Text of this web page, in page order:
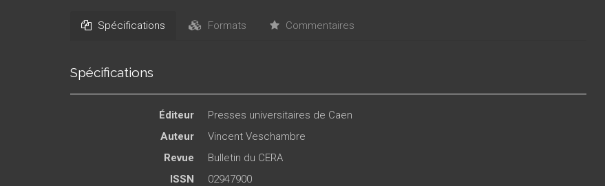
Spécifications Formats Commentaires
Spécifications
Éditeur
Presses universitaires de Caen
Auteur
Vincent Veschambre
Revue
Bulletin du CERA
ISSN
02947900